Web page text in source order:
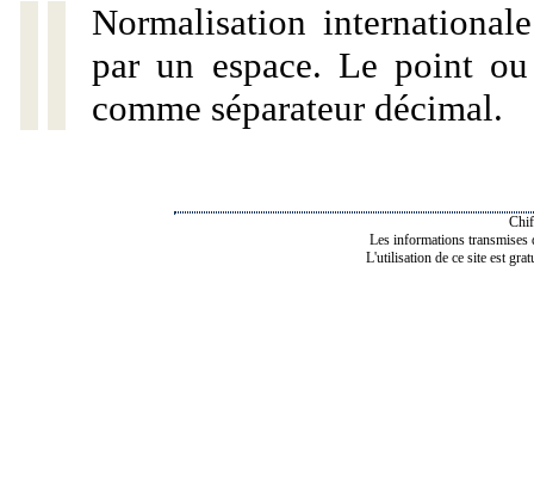
Normalisation
par un espace. Le point
comme séparateur décimal.
Les informations transmises
L'utilisation de ce site est